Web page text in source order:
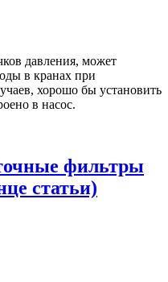
давления, может
в кранах при
хорошо бы установить
в насос.
фильтры
статьи)